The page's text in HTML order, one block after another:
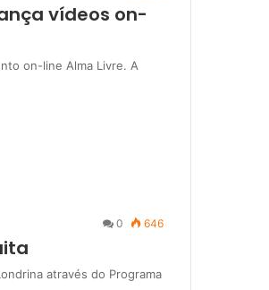
vídeos on-
on-line Alma Livre. A
0 646
através do Programa